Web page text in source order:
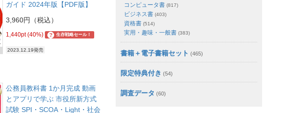
ガイド 2024年版【PDF版】
3,960円（税込）
1,440pt (40%) ? 生存戦略セール！
2023.12.19発売
公務員教科書 1か月完成 動画
とアプリで学ぶ 市役所新方式
試験 SPI・SCOA・Light・社会
コンピュータ書 (817)
ビジネス書 (403)
資格書 (514)
実用・趣味・一般書 (383)
書籍＋電子書籍セット (465)
限定特典付き (54)
調査データ (60)